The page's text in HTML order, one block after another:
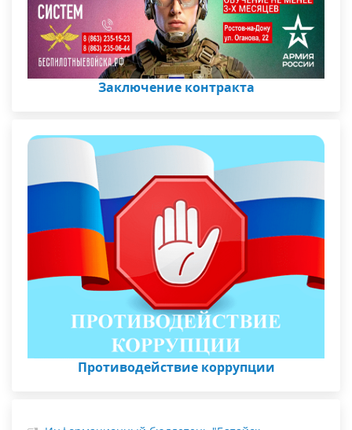
Заключение контракта
Противодействие коррупции